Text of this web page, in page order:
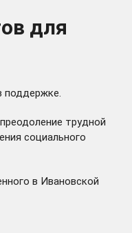
для
трудной
социального
в Ивановской